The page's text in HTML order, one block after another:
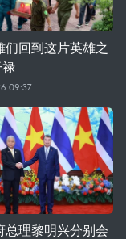
们回到这片英雄之
09:37
总理黎明兴分别会